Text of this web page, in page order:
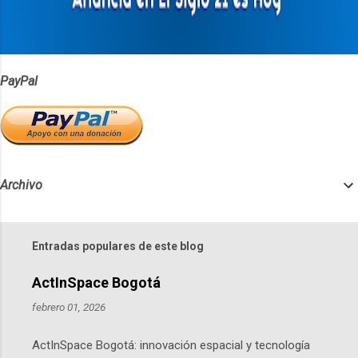
PayPal
Archivo
Entradas populares de este blog
ActInSpace Bogotá
febrero 01, 2026
ActInSpace Bogotá: innovación espacial y tecnología